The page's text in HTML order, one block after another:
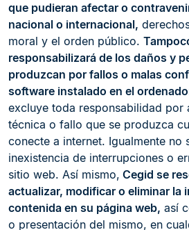
que pudieran afectar o
nacional o internacional,
moral y el orden público.
responsabilizará de los daños y
produzcan por fallos o malas
software instalado en el
excluye toda responsabilidad por
técnica o fallo que se produzca
conecte a internet. Igualmente no
inexistencia de interrupciones o
sitio web. Así mismo, Cegid se
actualizar, modificar o eliminar la
contenida en su página web, así
o presentación del mismo, en